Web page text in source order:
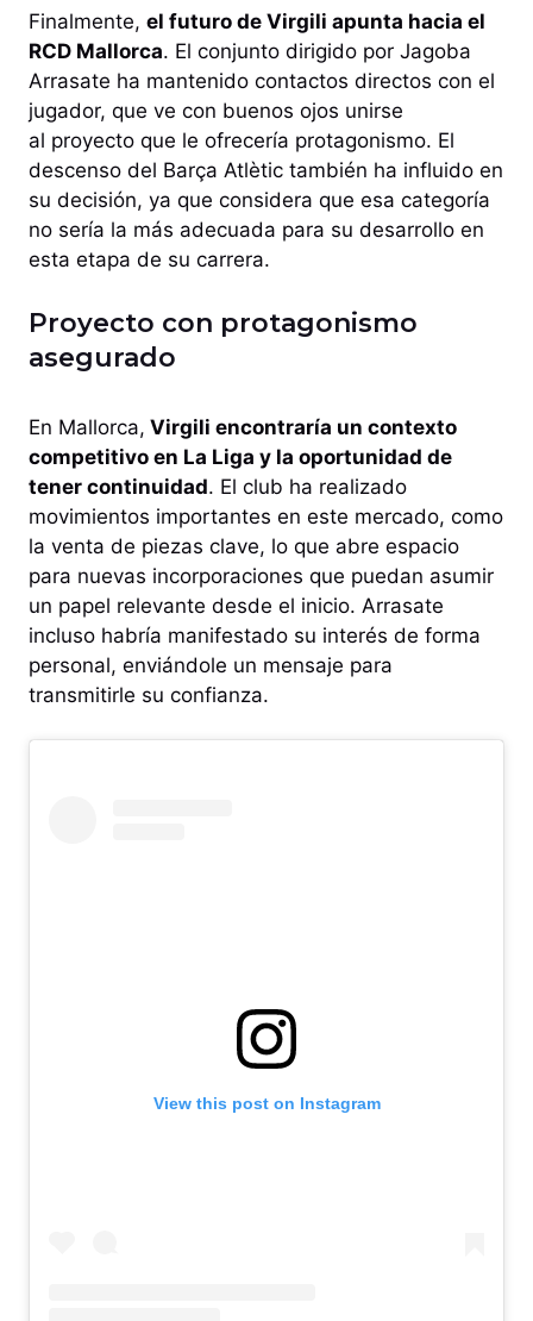
Finalmente, el futuro de Virgili apunta hacia el
RCD Mallorca. El conjunto dirigido por Jagoba
Arrasate ha mantenido contactos directos con el
jugador, que ve con buenos ojos unirse
al proyecto que le ofrecería protagonismo. El
descenso del Barça Atlètic también ha influido en
su decisión, ya que considera que esa categoría
no sería la más adecuada para su desarrollo en
esta etapa de su carrera.
Proyecto con protagonismo
asegurado
En Mallorca, Virgili encontraría un contexto
competitivo en La Liga y la oportunidad de
tener continuidad. El club ha realizado
movimientos importantes en este mercado, como
la venta de piezas clave, lo que abre espacio
para nuevas incorporaciones que puedan asumir
un papel relevante desde el inicio. Arrasate
incluso habría manifestado su interés de forma
personal, enviándole un mensaje para
transmitirle su confianza.
View this post on Instagram